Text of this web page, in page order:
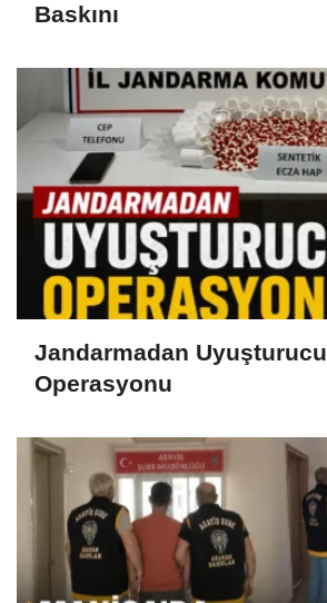
Baskını
Jandarmadan Uyuşturucu
Operasyonu